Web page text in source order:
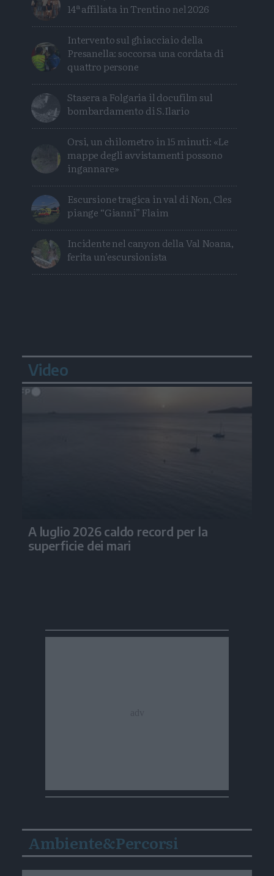
14ª affiliata in Trentino nel 2026
Intervento sul ghiacciaio della
Presanella: soccorsa una cordata di
quattro persone
Stasera a Folgaria il docufilm sul
bombardamento di S.Ilario
Orsi, un chilometro in 15 minuti: «Le
mappe degli avvistamenti possono
ingannare»
Escursione tragica in val di Non, Cles
piange “Gianni” Flaim
Incidente nel canyon della Val Noana,
ferita un’escursionista
Video
A luglio 2026 caldo record per la
superficie dei mari
Ambiente&Percorsi